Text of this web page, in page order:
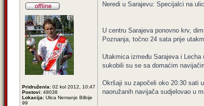
Pridružen/a: 02 kol 2012, 10:47
Postovi: 48038
Lokacija: Ulica Nemanje Bilbije
99
Neredi u Sarajevu: Specijalci na
U centru Sarajeva ponovno krv,
Poznanja, točno 24 sata prije
Utakmica između Sarajeva i
sukobili su se sa domaćim
Okršaji su započeli oko 20:30 sati
naoružanih navijača sudjelovao u